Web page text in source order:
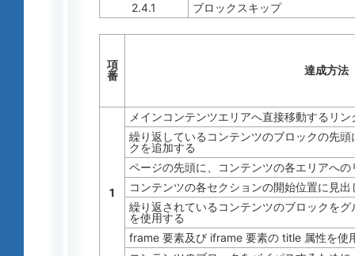
2.4.1
ブロックスキップ
項
番
達成方法
1
メインコンテンツエリアへ直接移動するリ
繰り返しているコンテンツのブロックの先
クを追加する
ページの先頭に、コンテンツの各エリアへ
コンテンツの各セクションの開始位置に見
繰り返されているコンテンツのブロックを
を使用する
frame 要素及び iframe 要素の title 属性を使